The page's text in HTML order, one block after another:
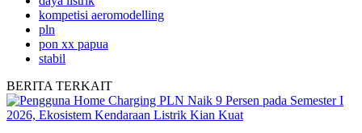
kompetisi aeromodelling
pln
pon xx papua
stabil
BERITA TERKAIT